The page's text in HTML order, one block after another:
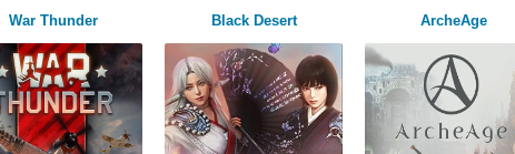
War Thunder Black Desert ArcheAge